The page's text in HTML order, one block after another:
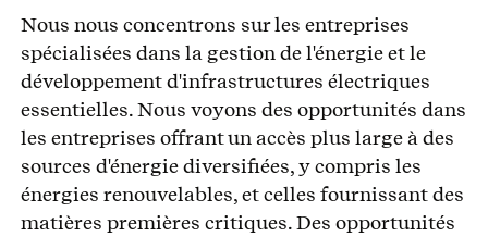
Nous nous concentrons sur les entreprises
spécialisées dans la gestion de l'énergie et le
développement d'infrastructures électriques
essentielles. Nous voyons des opportunités dans
les entreprises offrant un accès plus large à des
sources d'énergie diversifiées, y compris les
énergies renouvelables, et celles fournissant des
matières premières critiques. Des opportunités